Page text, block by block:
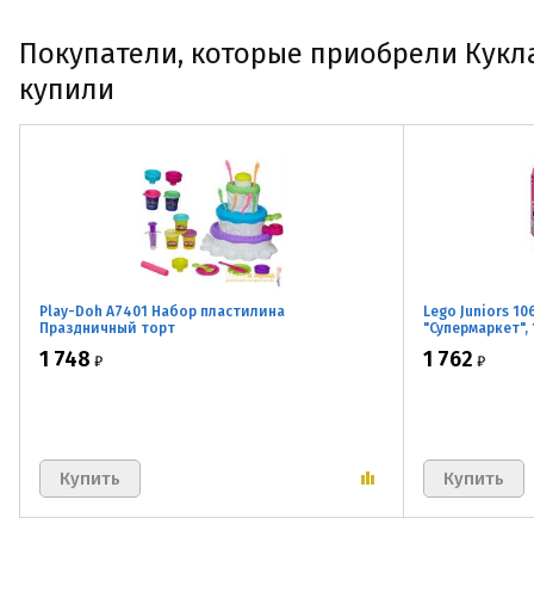
Покупатели, которые приобрели
купили
Play-Doh A7401 Набор пластилина
Праздничный торт
1 748 ₽
Lego Juniors
"Супермаркет",
1 762 ₽